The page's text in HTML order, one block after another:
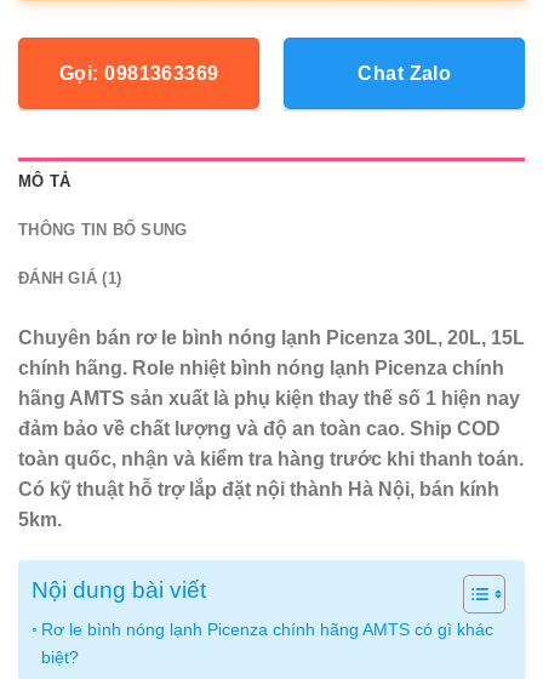
Gọi: 0981363369 Chat Zalo
MÔ TẢ
THÔNG TIN BỔ SUNG
ĐÁNH GIÁ (1)
Chuyên bán rơ le bình nóng lạnh Picenza 30L, 20L, 15L
chính hãng. Role nhiệt bình nóng lạnh Picenza chính
hãng AMTS sản xuất là phụ kiện thay thế số 1 hiện nay
đảm bảo về chất lượng và độ an toàn cao. Ship COD
toàn quốc, nhận và kiểm tra hàng trước khi thanh toán.
Có kỹ thuật hỗ trợ lắp đặt nội thành Hà Nội, bán kính
5km.
Nội dung bài viết
Rơ le bình nóng lạnh Picenza chính hãng AMTS có gì khác
biệt?